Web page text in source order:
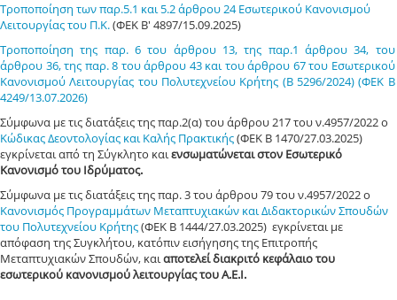
Τροποποίηση των παρ.5.1 και 5.2 άρθρου 24 Εσωτερικού Κανονισμού
Λειτουργίας του Π.Κ.(ΦΕΚ Β' 4897/15.09.2025)
Τροποποίηση της παρ. 6 του άρθρου 13, της παρ.1 άρθρου 34, του
άρθρου 36, της παρ. 8 του άρθρου 43 και του άρθρου 67 του Εσωτερικού
Κανονισμού Λειτουργίας του Πολυτεχνείου Κρήτης (Β 5296/2024) (ΦΕΚ Β
4249/13.07.2026)
Σύμφωνα με τις διατάξεις της παρ.2(α) του άρθρου 217 του ν.4957/2022 ο
Κώδικας Δεοντολογίας και Καλής Πρακτικής(ΦΕΚ Β 1470/27.03.2025)
εγκρίνεται από τη Σύγκλητο καιενσωματώνεται στον Εσωτερικό
Κανονισμό του Ιδρύματος.
Σύμφωνα με τις διατάξεις της παρ. 3 του άρθρου 79 του ν.4957/2022 ο
Κανονισμός Προγραμμάτων Μεταπτυχιακών και Διδακτορικών Σπουδών
του Πολυτεχνείου Κρήτης(ΦΕΚ Β 1444/27.03.2025) εγκρίνεται με
απόφαση της Συγκλήτου, κατόπιν εισήγησης της Επιτροπής
Μεταπτυχιακών Σπουδών, καιαποτελεί διακριτό κεφάλαιο του
εσωτερικού κανονισμού λειτουργίας του Α.Ε.Ι.